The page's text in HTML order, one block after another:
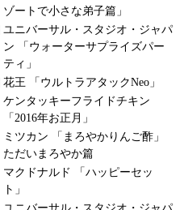
ゾートで小さな弟子篇」
ユニバーサル・スタジオ・ジャパ
ン 「ウォーターサプライズパー
ティ」
花王 「ウルトラアタックNeo」
ケンタッキーフライドチキン
「2016年お正月」
ミツカン 「まろやかりんご酢」
ただいまろやか篇
マクドナルド 「ハッピーセッ
ト」